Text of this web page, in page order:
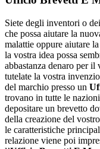
Siete degli inventori o
che possa aiutare la
malattie oppure aiutare
la vostra idea possa
abbastanza denaro per
tutelate la vostra
del marchio presso un
trovano in tutte le
depositare un brevetto
della creazione del
le caratteristiche
relazione viene poi